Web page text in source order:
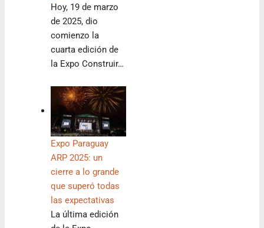
Hoy, 19 de marzo
de 2025, dio
comienzo la
cuarta edición de
la Expo Construir…
Expo Paraguay
ARP 2025: un
cierre a lo grande
que superó todas
las expectativas
La última edición